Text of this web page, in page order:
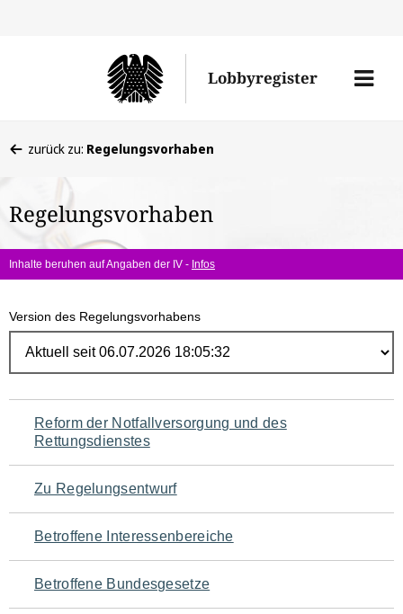
Lobbyregister
Menü
befinden
hier:
zurück zu: Regelungsvorhaben
Regelungsvorhaben
Inhalte beruhen auf Angaben der IV - Infos
Version des Regelungsvorhabens
Navigation
für
den
Seiteninhalt
Reform der Notfallversorgung und des
Rettungsdienstes
Zu Regelungsentwurf
Betroffene Interessenbereiche
Betroffene Bundesgesetze